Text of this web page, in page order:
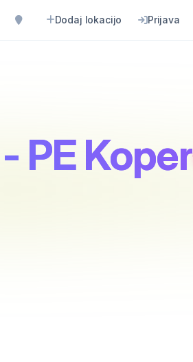
Dodaj lokacijo Prijava
PE Koper